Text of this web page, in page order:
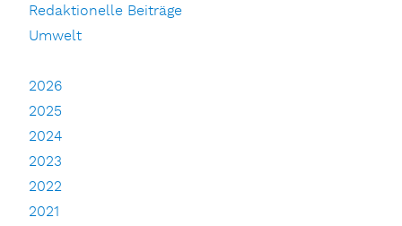
Redaktionelle Beiträge
Umwelt
2026
2025
2024
2023
2022
2021